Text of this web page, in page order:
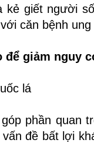
kẻ giết người
căn bệnh
để giảm nguy
lá
phần quan
đề bất lợi